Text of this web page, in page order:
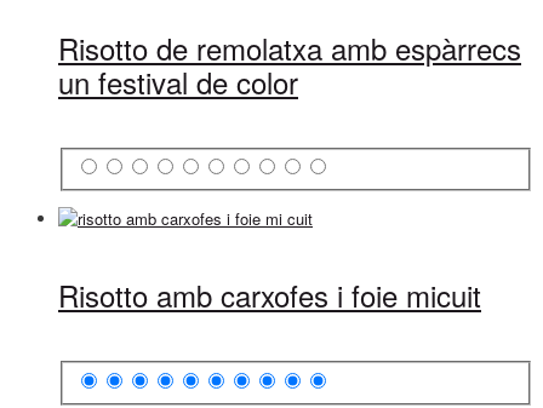
Risotto de remolatxa amb espàrrecs
un festival de color
Risotto amb carxofes i foie micuit